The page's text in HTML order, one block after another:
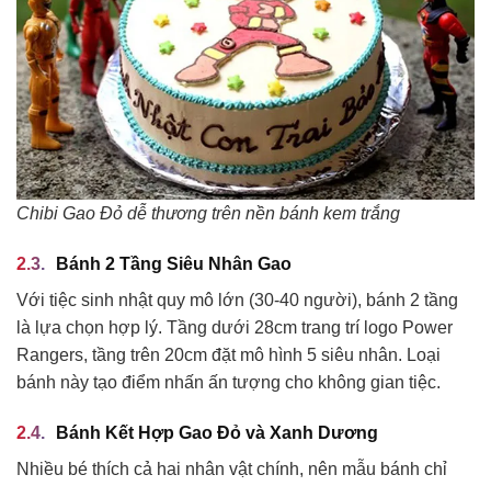
Chibi Gao Đỏ dễ thương trên nền bánh kem trắng
Bánh 2 Tầng Siêu Nhân Gao
Với tiệc sinh nhật quy mô lớn (30-40 người), bánh 2 tầng
là lựa chọn hợp lý. Tầng dưới 28cm trang trí logo Power
Rangers, tầng trên 20cm đặt mô hình 5 siêu nhân. Loại
bánh này tạo điểm nhấn ấn tượng cho không gian tiệc.
Bánh Kết Hợp Gao Đỏ và Xanh Dương
Nhiều bé thích cả hai nhân vật chính, nên mẫu bánh chỉ